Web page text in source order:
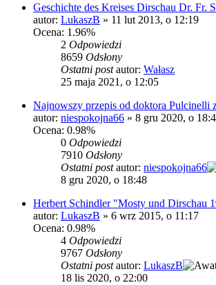
Geschichte des Kreises Dirschau Dr. Fr.
autor: LukaszB » 11 lut 2013, o 12:19
Ocena: 1.96%
2 Odpowiedzi
8659 Odsłony
Ostatni postautor: Wałasz
25 maja 2021, o 12:05
Najnowszy przepis od doktora Pulcinelli
autor: niespokojna66 » 8 gru 2020, o
Ocena: 0.98%
0 Odpowiedzi
7910 Odsłony
Ostatni postautor: niespokojna66
8 gru 2020, o 18:48
Herbert Schindler "Mosty und Dirschau
autor: LukaszB » 6 wrz 2015, o 11:17
Ocena: 0.98%
4 Odpowiedzi
9767 Odsłony
Ostatni postautor: LukaszB
18 lis 2020, o 22:00